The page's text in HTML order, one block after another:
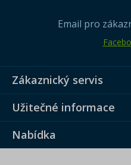
Email pro
Zákaznický servis
Užitečné informace
Nabídka